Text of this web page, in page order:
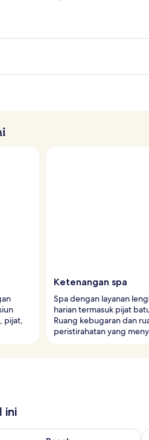
pijat,
Ketenangan spa
Spa dengan layanan
harian termasuk pijat
Ruang kebugaran dan
peristirahatan yang
ini
9
ketersediaan untuk besok Agu 9